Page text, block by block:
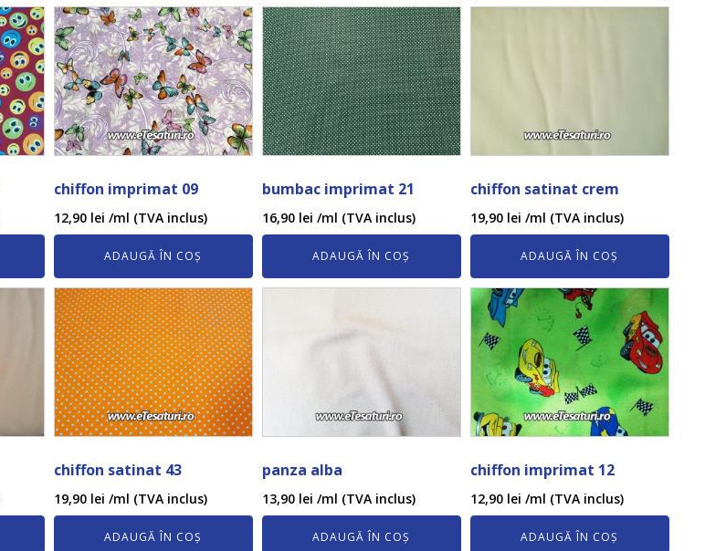
chiffon imprimat 09
12,90 lei /ml (TVA inclus)
ADAUGĂ ÎN COȘ
bumbac imprimat 21
16,90 lei /ml (TVA inclus)
ADAUGĂ ÎN COȘ
chiffon satinat crem
19,90 lei /ml (TVA inclus)
ADAUGĂ ÎN COȘ
chiffon satinat 43
19,90 lei /ml (TVA inclus)
ADAUGĂ ÎN COȘ
panza alba
13,90 lei /ml (TVA inclus)
ADAUGĂ ÎN COȘ
chiffon imprimat 12
12,90 lei /ml (TVA inclus)
ADAUGĂ ÎN COȘ